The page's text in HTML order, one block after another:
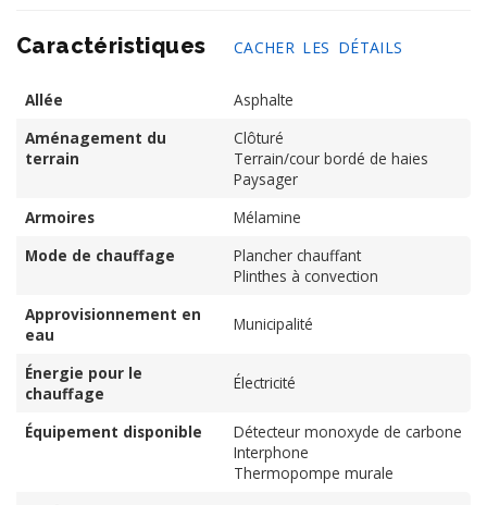
Caractéristiques CACHER LES DÉTAILS
Allée
Asphalte
Aménagement du
terrain
Clôturé
Terrain/cour bordé de haies
Paysager
Armoires
Mélamine
Mode de chauffage
Plancher chauffant
Plinthes à convection
Approvisionnement en
eau
Municipalité
Énergie pour le
chauffage
Électricité
Équipement disponible
Détecteur monoxyde de carbone
Interphone
Thermopompe murale